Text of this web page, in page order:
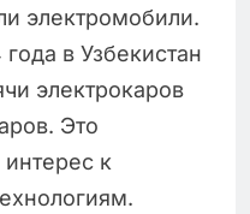
электромобили.
в Узбекистан
электрокаров
Это
к